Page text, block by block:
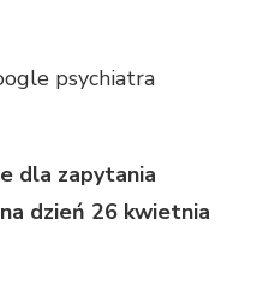
dla zapytania
dzień 26 kwietnia